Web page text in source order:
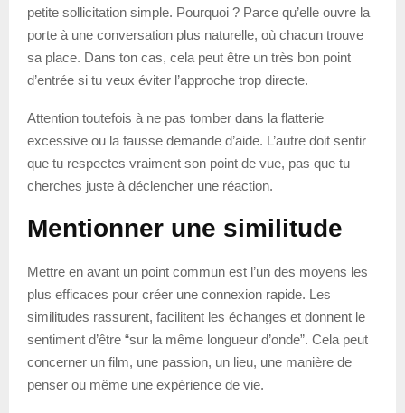
petite sollicitation simple. Pourquoi ? Parce qu’elle ouvre la
porte à une conversation plus naturelle, où chacun trouve
sa place. Dans ton cas, cela peut être un très bon point
d’entrée si tu veux éviter l’approche trop directe.
Attention toutefois à ne pas tomber dans la flatterie
excessive ou la fausse demande d’aide. L’autre doit sentir
que tu respectes vraiment son point de vue, pas que tu
cherches juste à déclencher une réaction.
Mentionner une similitude
Mettre en avant un point commun est l’un des moyens les
plus efficaces pour créer une connexion rapide. Les
similitudes rassurent, facilitent les échanges et donnent le
sentiment d’être “sur la même longueur d’onde”. Cela peut
concerner un film, une passion, un lieu, une manière de
penser ou même une expérience de vie.